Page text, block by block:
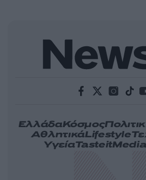
ΕλλάδαΚόσμος
ΑθλητικάLifestyle
ΥγείαTasteitMedia